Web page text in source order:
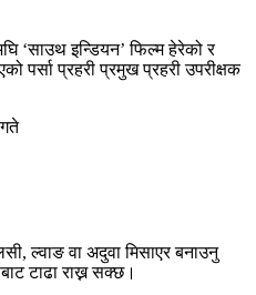
‘साउथ इन्डियन’ फिल्म हेरेको र
पर्सा प्रहरी प्रमुख प्रहरी उपरीक्षक
ल्वाङ वा अदुवा मिसाएर बनाउनु
टाढा राख्न सक्छ।